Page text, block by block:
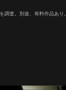
査。別途、有料作品あり。